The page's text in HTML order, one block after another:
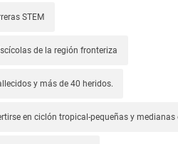
STEM
de la región fronteriza
y más de 40 heridos.
en ciclón tropical-pequeñas y